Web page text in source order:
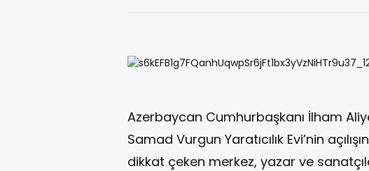
Azerbaycan Cumhurbaşkanı İlham
Samad Vurgun Yaratıcılık Evi’nin
dikkat çeken merkez, yazar ve